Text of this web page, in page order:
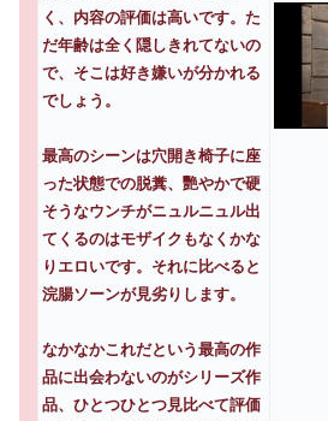
く、内容の評価は高いです。た
だ年齢は全く隠しきれてないの
で、そこは好き嫌いが分かれる
でしょう。
最高のシーンは穴開き椅子に座
った状態での脱糞、艷やかで硬
そうなウンチがニュルニュル出
てくるのはモザイクもなくかな
りエロいです。それに比べると
浣腸ソーンが見劣りします。
なかなかこれだという最高の作
品に出会わないのがシリーズ作
品、ひとつひとつ見比べて評価